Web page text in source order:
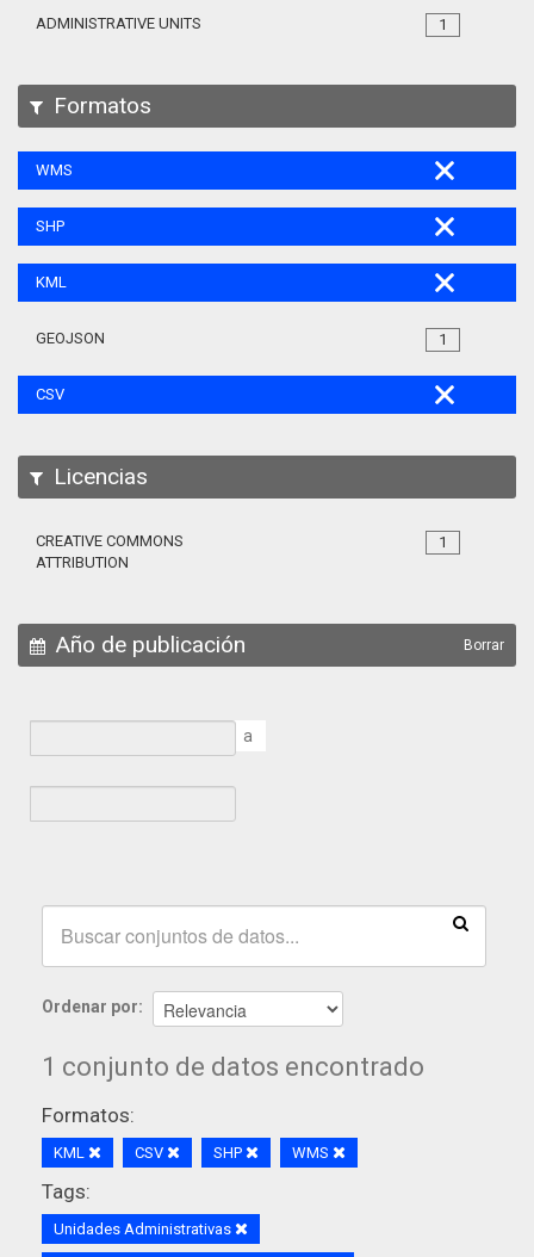
1
ADMINISTRATIVE UNITS
Formatos
WMS
SHP
KML
1
GEOJSON
CSV
Licencias
1
CREATIVE COMMONS
ATTRIBUTION
Año de publicación Borrar
a
Ordenar por
1 conjunto de datos encontrado
Formatos:
KML CSV SHP WMS
Tags:
Unidades Administrativas